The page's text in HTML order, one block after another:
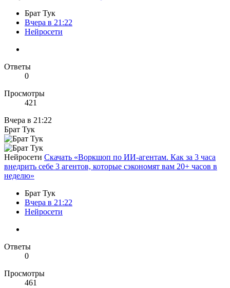
Брат Тук
Вчера в 21:22
Нейросети
Ответы
0
Просмотры
421
Вчера в 21:22
Брат Тук
Нейросети Скачать «Воркшоп по ИИ-агентам. Как за 3 часа
внедрить себе 3 агентов, которые сэкономят вам 20+ часов в
неделю»
Брат Тук
Вчера в 21:22
Нейросети
Ответы
0
Просмотры
461